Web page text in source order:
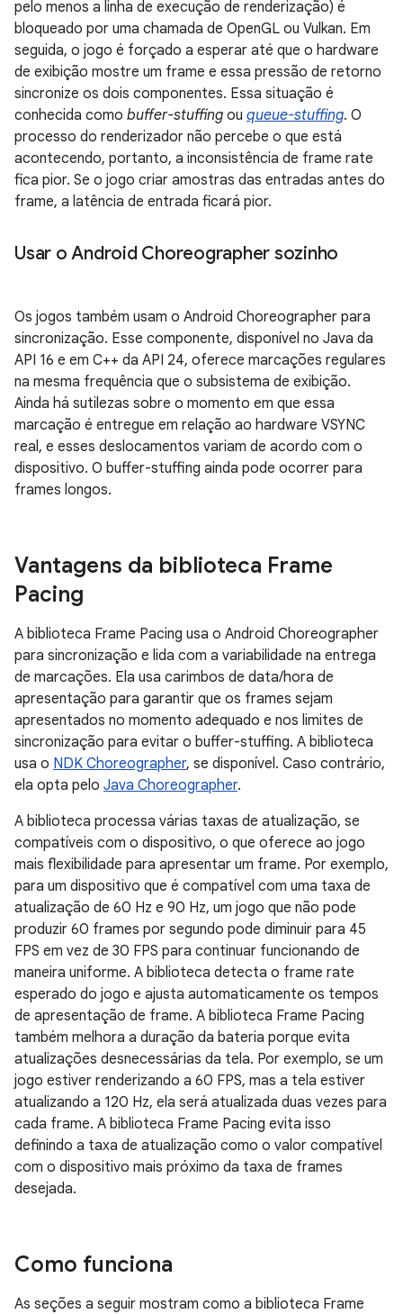
pelo menos a linha de execução de renderização) é
bloqueado por uma chamada de OpenGL ou Vulkan. Em
seguida, o jogo é forçado a esperar até que o hardware
de exibição mostre um frame e essa pressão de retorno
sincronize os dois componentes. Essa situação é
conhecida como buffer-stuffing ou queue-stuffing. O
processo do renderizador não percebe o que está
acontecendo, portanto, a inconsistência de frame rate
fica pior. Se o jogo criar amostras das entradas antes do
frame, a latência de entrada ficará pior.
Usar o Android Choreographer sozinho
Os jogos também usam o Android Choreographer para
sincronização. Esse componente, disponível no Java da
API 16 e em C++ da API 24, oferece marcações regulares
na mesma frequência que o subsistema de exibição.
Ainda há sutilezas sobre o momento em que essa
marcação é entregue em relação ao hardware VSYNC
real, e esses deslocamentos variam de acordo com o
dispositivo. O buffer-stuffing ainda pode ocorrer para
frames longos.
Vantagens da biblioteca Frame
Pacing
A biblioteca Frame Pacing usa o Android Choreographer
para sincronização e lida com a variabilidade na entrega
de marcações. Ela usa carimbos de data/hora de
apresentação para garantir que os frames sejam
apresentados no momento adequado e nos limites de
sincronização para evitar o buffer-stuffing. A biblioteca
usa o NDK Choreographer, se disponível. Caso contrário,
ela opta pelo Java Choreographer.
A biblioteca processa várias taxas de atualização, se
compatíveis com o dispositivo, o que oferece ao jogo
mais flexibilidade para apresentar um frame. Por exemplo,
para um dispositivo que é compatível com uma taxa de
atualização de 60 Hz e 90 Hz, um jogo que não pode
produzir 60 frames por segundo pode diminuir para 45
FPS em vez de 30 FPS para continuar funcionando de
maneira uniforme. A biblioteca detecta o frame rate
esperado do jogo e ajusta automaticamente os tempos
de apresentação de frame. A biblioteca Frame Pacing
também melhora a duração da bateria porque evita
atualizações desnecessárias da tela. Por exemplo, se um
jogo estiver renderizando a 60 FPS, mas a tela estiver
atualizando a 120 Hz, ela será atualizada duas vezes para
cada frame. A biblioteca Frame Pacing evita isso
definindo a taxa de atualização como o valor compatível
com o dispositivo mais próximo da taxa de frames
desejada.
Como funciona
As seções a seguir mostram como a biblioteca Frame